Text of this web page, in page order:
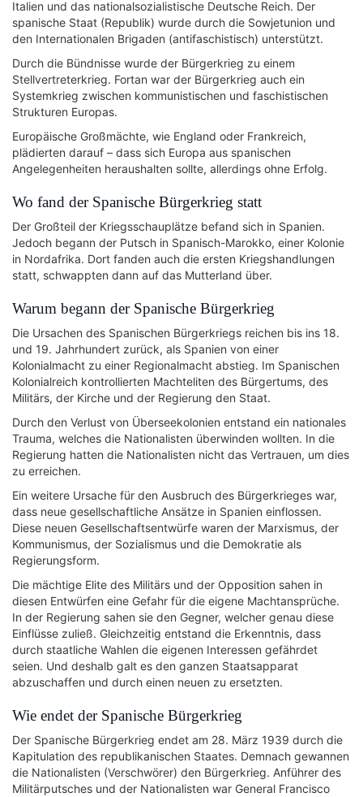
Italien und das nationalsozialistische Deutsche Reich. Der
spanische Staat (Republik) wurde durch die Sowjetunion und
den Internationalen Brigaden (antifaschistisch) unterstützt.
Durch die Bündnisse wurde der Bürgerkrieg zu einem
Stellvertreterkrieg. Fortan war der Bürgerkrieg auch ein
Systemkrieg zwischen kommunistischen und faschistischen
Strukturen Europas.
Europäische Großmächte, wie England oder Frankreich,
plädierten darauf – dass sich Europa aus spanischen
Angelegenheiten heraushalten sollte, allerdings ohne Erfolg.
Wo fand der Spanische Bürgerkrieg statt
Der Großteil der Kriegsschauplätze befand sich in Spanien.
Jedoch begann der Putsch in Spanisch-Marokko, einer Kolonie
in Nordafrika. Dort fanden auch die ersten Kriegshandlungen
statt, schwappten dann auf das Mutterland über.
Warum begann der Spanische Bürgerkrieg
Die Ursachen des Spanischen Bürgerkriegs reichen bis ins 18.
und 19. Jahrhundert zurück, als Spanien von einer
Kolonialmacht zu einer Regionalmacht abstieg. Im Spanischen
Kolonialreich kontrollierten Machteliten des Bürgertums, des
Militärs, der Kirche und der Regierung den Staat.
Durch den Verlust von Überseekolonien entstand ein nationales
Trauma, welches die Nationalisten überwinden wollten. In die
Regierung hatten die Nationalisten nicht das Vertrauen, um dies
zu erreichen.
Ein weitere Ursache für den Ausbruch des Bürgerkrieges war,
dass neue gesellschaftliche Ansätze in Spanien einflossen.
Diese neuen Gesellschaftsentwürfe waren der Marxismus, der
Kommunismus, der Sozialismus und die Demokratie als
Regierungsform.
Die mächtige Elite des Militärs und der Opposition sahen in
diesen Entwürfen eine Gefahr für die eigene Machtansprüche.
In der Regierung sahen sie den Gegner, welcher genau diese
Einflüsse zuließ. Gleichzeitig entstand die Erkenntnis, dass
durch staatliche Wahlen die eigenen Interessen gefährdet
seien. Und deshalb galt es den ganzen Staatsapparat
abzuschaffen und durch einen neuen zu ersetzten.
Wie endet der Spanische Bürgerkrieg
Der Spanische Bürgerkrieg endet am 28. März 1939 durch die
Kapitulation des republikanischen Staates. Demnach gewannen
die Nationalisten (Verschwörer) den Bürgerkrieg. Anführer des
Militärputsches und der Nationalisten war General Francisco